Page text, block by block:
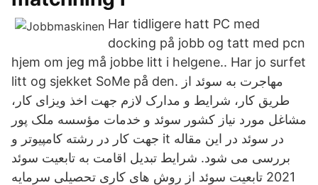
Har tidligere hatt PC med
docking på jobb og tatt med pcn
hjem om jeg må jobbe litt i helgene.. Har jo surfet
litt og sjekket SoMe på den. مهاجرت به سوئد از
طریق کار، شرایط و مدارک لازم جهت اخذ ویزای کار،
مشاغل مورد نیاز کشور سوئد و خدمات مؤسسه ملک پور
جهت کار در رشته کامپیوتر و it در سوئد در این مقاله
بررسی می شود. شرایط تبدیل اقامت به تابعیت سوئد
2021 تابعیت سوئد از روش های کاری تحصیلی سرمایه